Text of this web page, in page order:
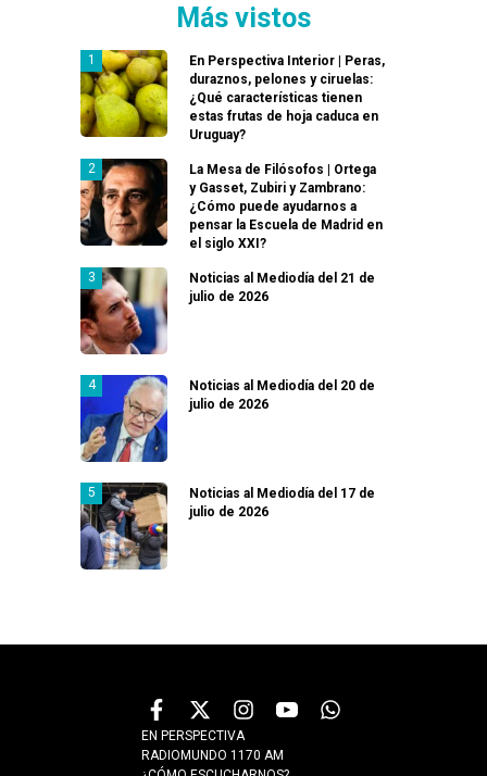
Más vistos
En Perspectiva Interior | Peras,
duraznos, pelones y ciruelas:
¿Qué características tienen
estas frutas de hoja caduca en
Uruguay?
La Mesa de Filósofos | Ortega
y Gasset, Zubiri y Zambrano:
¿Cómo puede ayudarnos a
pensar la Escuela de Madrid en
el siglo XXI?
Noticias al Mediodía del 21 de
julio de 2026
Noticias al Mediodía del 20 de
julio de 2026
Noticias al Mediodía del 17 de
julio de 2026
EN PERSPECTIVA
RADIOMUNDO 1170 AM